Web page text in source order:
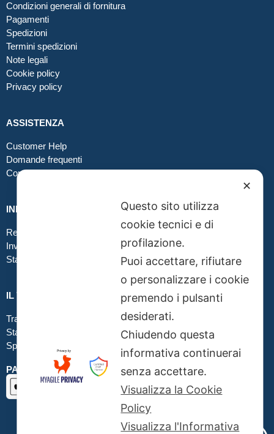
Condizioni generali di fornitura
Pagamenti
Spedizioni
Termini spedizioni
Note legali
Cookie policy
Privacy policy
ASSISTENZA
Customer Help
Domande frequenti
Contatti
INFO GRAFICA
Realizzare file corretti
Inviare file grafici
Stampa in tessuto
IL TUO ORDINE
Traccia la tua spedizione
Stato del tuo ordine
Spedizioni
PAGAMENTI SICURI SSL
✕
Questo sito utilizza
cookie tecnici e di
profilazione.
Puoi accettare, rifiutare
o personalizzare i cookie
premendo i pulsanti
desiderati.
Chiudendo questa
informativa continuerai
senza accettare.
Visualizza la Cookie
Policy
Visualizza l'Informativa